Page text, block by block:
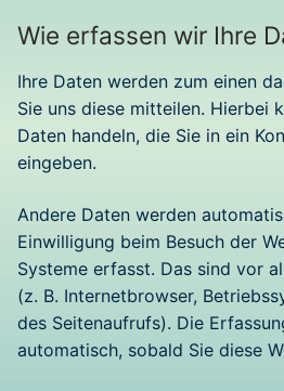
Wie erfassen wir Ihre
Ihre Daten werden zum einen
Sie uns diese mitteilen. Hierbei
Daten handeln, die Sie in ein
eingeben.
Andere Daten werden
Einwilligung beim Besuch der
Systeme erfasst. Das sind vor
(z. B. Internetbrowser,
des Seitenaufrufs). Die
automatisch, sobald Sie diese